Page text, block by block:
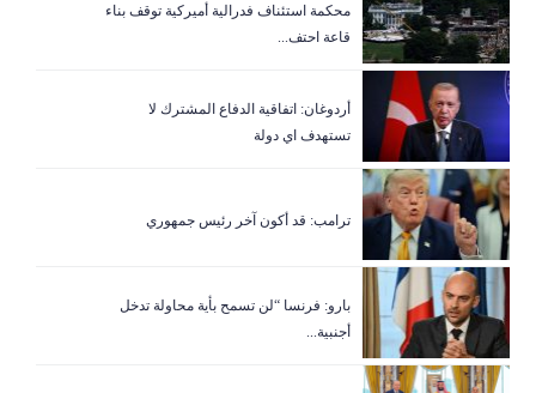
‏محكمة استئناف فدرالية أميركية توقف بناء
قاعة احتف...
أردوغان: اتفاقية الدفاع المشترك لا
تستهدف اي دولة
ترامب: قد أكون آخر رئيس جمهوري
بارو: فرنسا “لن تسمح بأية محاولة تدخل
أجنبية...